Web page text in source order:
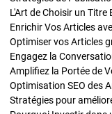
L'Art de Choisir un Titre
Optimiser vos Articles
Engagez la
Amplifiez la Portée de